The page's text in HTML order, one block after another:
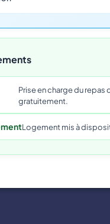
Prise en charge du repas
gratuitement.
Logement mis à